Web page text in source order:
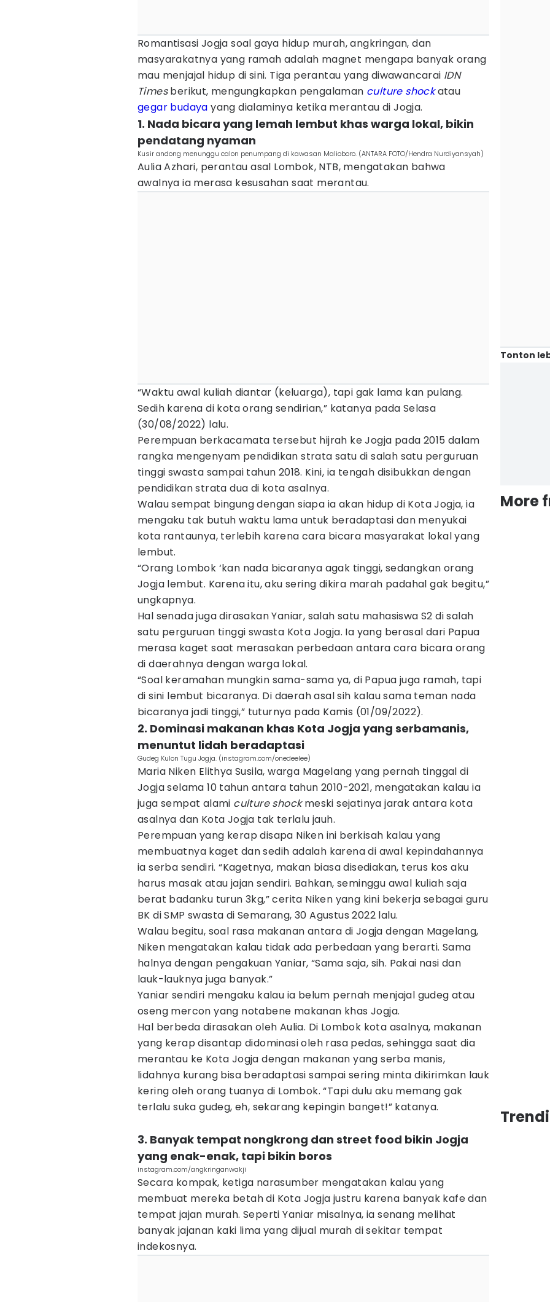
Romantisasi Jogja soal gaya hidup murah, angkringan, dan
masyarakatnya yang ramah adalah magnet mengapa banyak orang
mau menjajal hidup di sini. Tiga perantau yang diwawancarai IDN
Timesberikut, mengungkapkan pengalaman culture shockatau
gegar budaya yang dialaminya ketika merantau di Jogja.
1. Nada bicara yang lemah lembut khas warga lokal, bikin
pendatang nyaman
Kusir andong menunggu calon penumpang di kawasan Malioboro. (ANTARA FOTO/Hendra Nurdiyansyah)
Aulia Azhari, perantau asal Lombok, NTB, mengatakan bahwa
awalnya ia merasa kesusahan saat merantau.
“Waktu awal kuliah diantar (keluarga), tapi gak lama kan pulang.
Sedih karena di kota orang sendirian,” katanya pada Selasa
(30/08/2022) lalu.
Perempuan berkacamata tersebut hijrah ke Jogja pada 2015 dalam
rangka mengenyam pendidikan strata satu di salah satu perguruan
tinggi swasta sampai tahun 2018. Kini, ia tengah disibukkan dengan
pendidikan strata dua di kota asalnya.
Walau sempat bingung dengan siapa ia akan hidup di Kota Jogja, ia
mengaku tak butuh waktu lama untuk beradaptasi dan menyukai
kota rantaunya, terlebih karena cara bicara masyarakat lokal yang
lembut.
“Orang Lombok ‘kan nada bicaranya agak tinggi, sedangkan orang
Jogja lembut. Karena itu, aku sering dikira marah padahal gak begitu,”
ungkapnya.
Hal senada juga dirasakan Yaniar, salah satu mahasiswa S2 di salah
satu perguruan tinggi swasta Kota Jogja. Ia yang berasal dari Papua
merasa kaget saat merasakan perbedaan antara cara bicara orang
di daerahnya dengan warga lokal.
“Soal keramahan mungkin sama-sama ya, di Papua juga ramah, tapi
di sini lembut bicaranya. Di daerah asal sih kalau sama teman nada
bicaranya jadi tinggi,” tuturnya pada Kamis (01/09/2022).
2. Dominasi makanan khas Kota Jogja yang serbamanis,
menuntut lidah beradaptasi
Gudeg Kulon Tugu Jogja. (instagram.com/onedeelee)
Maria Niken Elithya Susila, warga Magelang yang pernah tinggal di
Jogja selama 10 tahun antara tahun 2010-2021, mengatakan kalau ia
juga sempat alami culture shockmeski sejatinya jarak antara kota
asalnya dan Kota Jogja tak terlalu jauh.
Perempuan yang kerap disapa Niken ini berkisah kalau yang
membuatnya kaget dan sedih adalah karena di awal kepindahannya
ia serba sendiri. “Kagetnya, makan biasa disediakan, terus kos aku
harus masak atau jajan sendiri. Bahkan, seminggu awal kuliah saja
berat badanku turun 3kg,” cerita Niken yang kini bekerja sebagai guru
BK di SMP swasta di Semarang, 30 Agustus 2022 lalu.
Walau begitu, soal rasa makanan antara di Jogja dengan Magelang,
Niken mengatakan kalau tidak ada perbedaan yang berarti. Sama
halnya dengan pengakuan Yaniar, “Sama saja, sih. Pakai nasi dan
lauk-lauknya juga banyak.”
Yaniar sendiri mengaku kalau ia belum pernah menjajal gudeg atau
oseng mercon yang notabene makanan khas Jogja.
Hal berbeda dirasakan oleh Aulia. Di Lombok kota asalnya, makanan
yang kerap disantap didominasi oleh rasa pedas, sehingga saat dia
merantau ke Kota Jogja dengan makanan yang serba manis,
lidahnya kurang bisa beradaptasi sampai sering minta dikirimkan lauk
kering oleh orang tuanya di Lombok. “Tapi dulu aku memang gak
terlalu suka gudeg, eh, sekarang kepingin banget!” katanya.
3. Banyak tempat nongkrong dan street food bikin Jogja
yang enak-enak, tapi bikin boros
instagram.com/angkringanwakji
Secara kompak, ketiga narasumber mengatakan kalau yang
membuat mereka betah di Kota Jogja justru karena banyak kafe dan
tempat jajan murah. Seperti Yaniar misalnya, ia senang melihat
banyak jajanan kaki lima yang dijual murah di sekitar tempat
indekosnya.
Tonton
More